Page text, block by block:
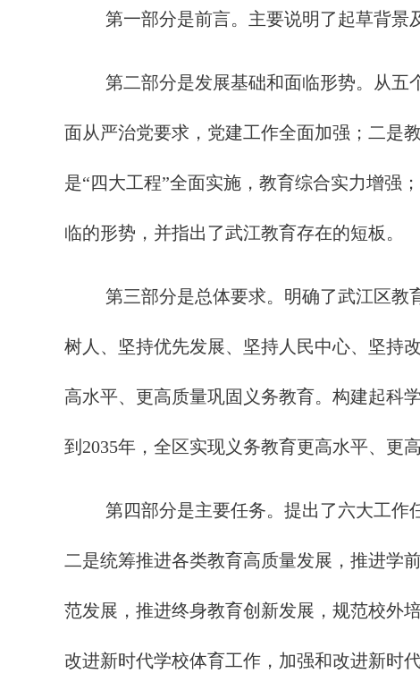
第一部分是前言。主要说明了起草背景
第二部分是发展基础和面临形势。从五
面从严治党要求，党建工作全面加强；二是
是“四大工程”全面实施，教育综合实力增强
临的形势，并指出了武江教育存在的短板。
第三部分是总体要求。明确了武江区教
树人、坚持优先发展、坚持人民中心、坚持
高水平、更高质量巩固义务教育。构建起科
到2035年，全区实现义务教育更高水平、更
第四部分是主要任务。提出了六大工作
二是统筹推进各类教育高质量发展，推进学
范发展，推进终身教育创新发展，规范校外
改进新时代学校体育工作，加强和改进新时